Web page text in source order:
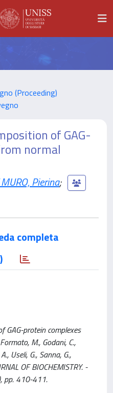
(Proceeding)
of GAG-
normal
Pierina;
completa
GAG-protein complexes
M., Godani, C.,
Useli, G., Sanna, G.,
OF BIOCHEMISTRY. -
pp. 410-411.